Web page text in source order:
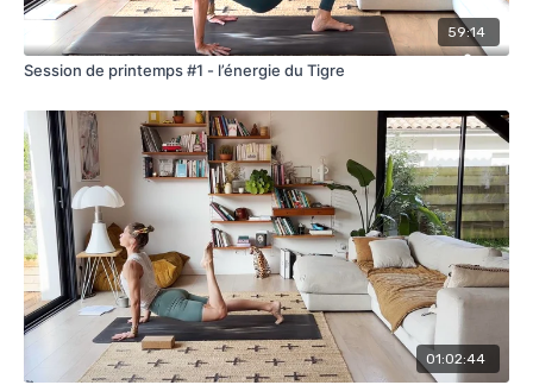
59:14
Session de printemps #1 - l’énergie du Tigre
01:02:44